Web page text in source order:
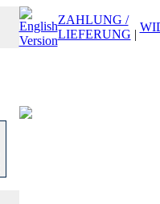
ZAHLUNG /
LIEFERUNG |